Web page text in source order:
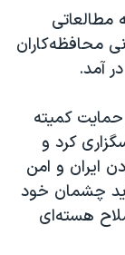
کمیته مطالعاتی
محافظه‌کاران
آمد.
حمایت کمیته
کرد و
ایران و امن
چشمان خود
سلاح هسته‌ای